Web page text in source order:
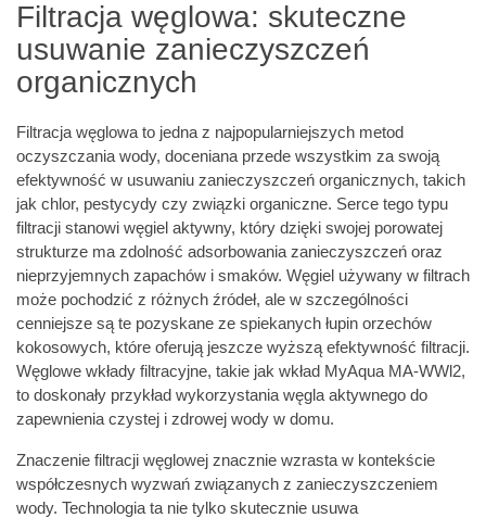
Filtracja węglowa: skuteczne
usuwanie zanieczyszczeń
organicznych
Filtracja węglowa to jedna z najpopularniejszych metod
oczyszczania wody, doceniana przede wszystkim za swoją
efektywność w usuwaniu zanieczyszczeń organicznych, takich
jak chlor, pestycydy czy związki organiczne. Serce tego typu
filtracji stanowi węgiel aktywny, który dzięki swojej porowatej
strukturze ma zdolność adsorbowania zanieczyszczeń oraz
nieprzyjemnych zapachów i smaków. Węgiel używany w filtrach
może pochodzić z różnych źródeł, ale w szczególności
cenniejsze są te pozyskane ze spiekanych łupin orzechów
kokosowych, które oferują jeszcze wyższą efektywność filtracji.
Węglowe wkłady filtracyjne, takie jak wkład MyAqua MA-WWl2,
to doskonały przykład wykorzystania węgla aktywnego do
zapewnienia czystej i zdrowej wody w domu.
Znaczenie filtracji węglowej znacznie wzrasta w kontekście
współczesnych wyzwań związanych z zanieczyszczeniem
wody. Technologia ta nie tylko skutecznie usuwa